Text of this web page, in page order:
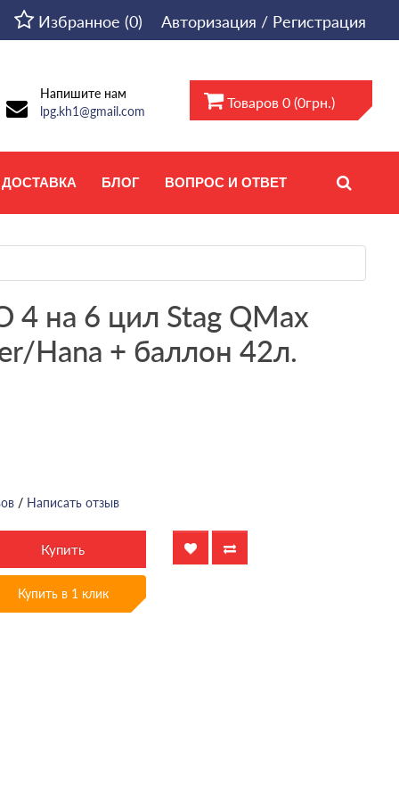
Избранное (0) Авторизация / Регистрация
Напишите нам
lpg.kh1@gmail.com
Товаров 0 (0грн.)
ДОСТАВКА БЛОГ ВОПРОС И ОТВЕТ
4 на 6 цил Stag QMax
Hana + баллон 42л.
/ Написать отзыв
Купить
Купить в 1 клик